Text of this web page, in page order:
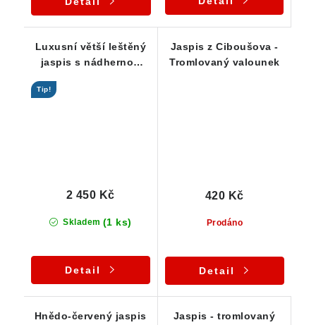
Luxusní větší leštěný
jaspis s nádhernou
Tip!
Skladem (1 ks)
2 450 Kč
Detail
Jaspis z Ciboušova -
Tromlovaný valounek
Prodáno
420 Kč
Detail
Hnědo-červený jaspis
Jaspis - tromlovaný